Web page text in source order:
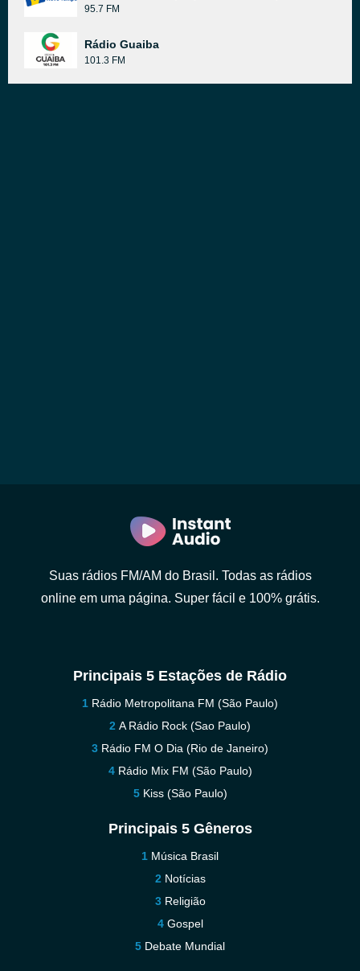
95.7 FM
Rádio Guaiba
101.3 FM
Suas rádios FM/AM do Brasil. Todas as rádios
online em uma página. Super fácil e 100% grátis.
Principais 5 Estações de Rádio
Rádio Metropolitana FM (São Paulo)
A Rádio Rock (Sao Paulo)
Rádio FM O Dia (Rio de Janeiro)
Rádio Mix FM (São Paulo)
Kiss (São Paulo)
Principais 5 Gêneros
Música Brasil
Notícias
Religião
Gospel
Debate Mundial